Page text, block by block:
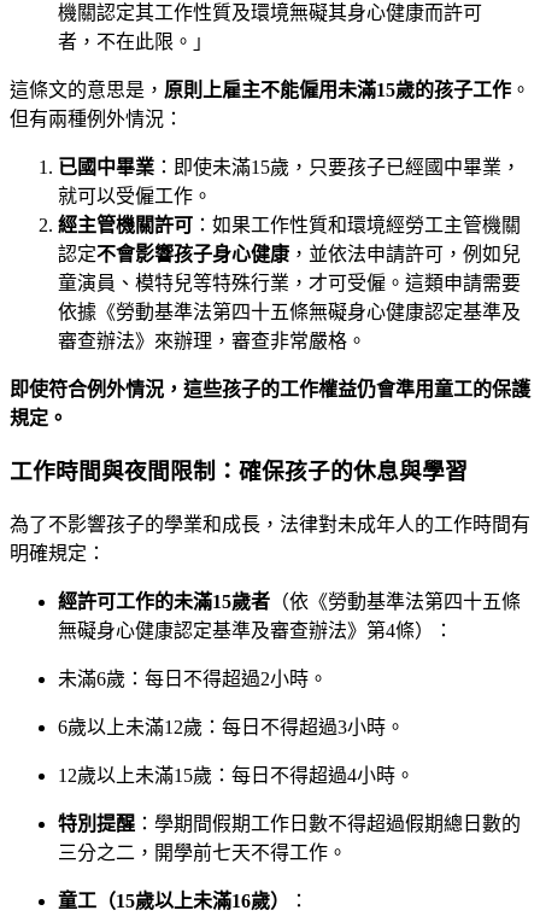
機關認定其工作性質及環境無礙其身心健康而許可
者，不在此限。」
這條文的意思是， 原則上雇主不能僱用未滿15歲的孩子工作 。
但有兩種例外情況：
已國中畢業 ：即使未滿15歲，只要孩子已經國中畢業，
就可以受僱工作。
經主管機關許可 ：如果工作性質和環境經勞工主管機關
認定不會影響孩子身心健康 ，並依法申請許可，例如兒
童演員、模特兒等特殊行業，才可受僱。這類申請需要
依據《勞動基準法第四十五條無礙身心健康認定基準及
審查辦法》來辦理，審查非常嚴格。
即使符合例外情況，這些孩子的工作權益仍會準用童工的保護
規定。
工作時間與夜間限制：確保孩子的休息與學習
為了不影響孩子的學業和成長，法律對未成年人的工作時間有
明確規定：
經許可工作的未滿15歲者 （依《勞動基準法第四十五條
無礙身心健康認定基準及審查辦法》第4條）：
未滿6歲：每日不得超過2小時。
6歲以上未滿12歲：每日不得超過3小時。
12歲以上未滿15歲：每日不得超過4小時。
特別提醒 ：學期間假期工作日數不得超過假期總日數的
三分之二，開學前七天不得工作。
童工（15歲以上未滿16歲） ：